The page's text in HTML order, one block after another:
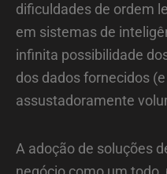
dificuldades de ordem
em sistemas de
infinita possibilidade
dos dados fornecidos
assustadoramente
A adoção de soluções